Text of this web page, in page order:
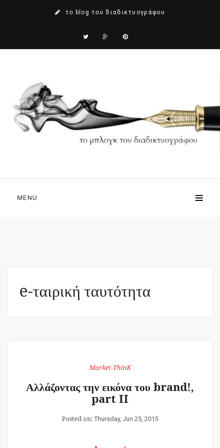
το blog του διαδικτυογράφου
MENU
e-ταιρική ταυτότητα
Market-ThinK
Αλλάζοντας την εικόνα του brand!,
part II
Posted on: Thursday, Jun 25, 2015